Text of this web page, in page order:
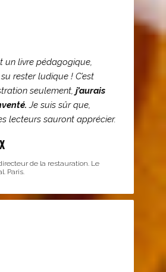
un livre pédagogique,
rester ludique ! C’est
seulement, j’aurais
Je suis sûr que,
lecteurs sauront apprécier.
de la restauration. Le
Paris.